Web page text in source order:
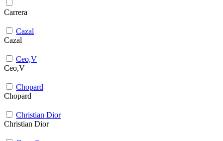
Carrera
Cazal
Cazal
Ceo,V
Ceo,V
Chopard
Chopard
Christian Dior
Christian Dior